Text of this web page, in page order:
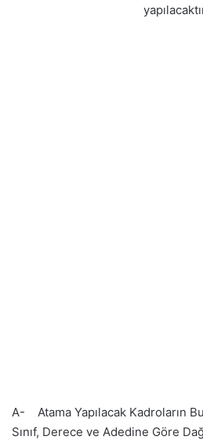
A- Atama Yapılacak Kadroların
Sınıf, Derece ve Adedine Göre